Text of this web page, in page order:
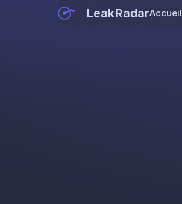
LeakRadarAccueil